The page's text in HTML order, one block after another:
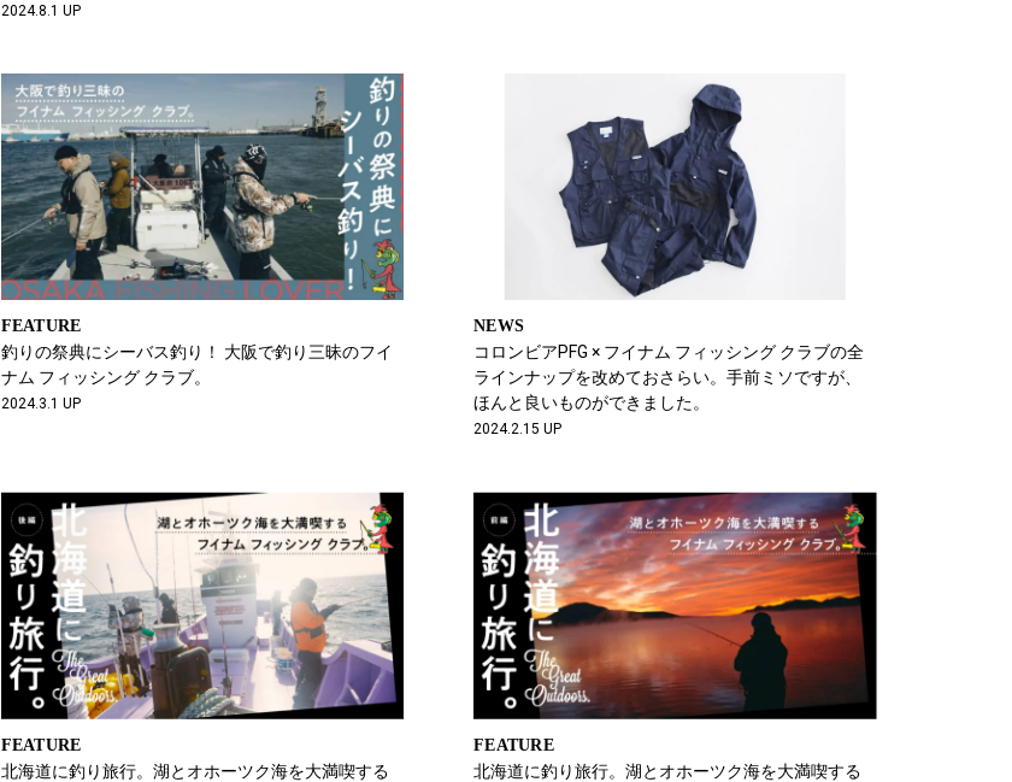
2024.8.1 UP
FEATURE
釣りの祭典にシーバス釣り！ 大阪で釣り三昧のフイ
ナム フィッシング クラブ。
2024.3.1 UP
NEWS
コロンビアPFG × フイナム フィッシング クラブの全
ラインナップを改めておさらい。手前ミソですが、
ほんと良いものができました。
2024.2.15 UP
FEATURE
北海道に釣り旅行。湖とオホーツク海を大満喫する
FEATURE
北海道に釣り旅行。湖とオホーツク海を大満喫する